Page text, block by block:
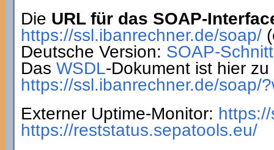
Die URL für das SOAP-
https://ssl.ibanrechner.de/soap/
Deutsche Version: SOAP-
Das WSDL-Dokument ist hier
https://ssl.ibanrechner.de/soap/
Externer Uptime-Monitor:
https://reststatus.sepatools.eu/